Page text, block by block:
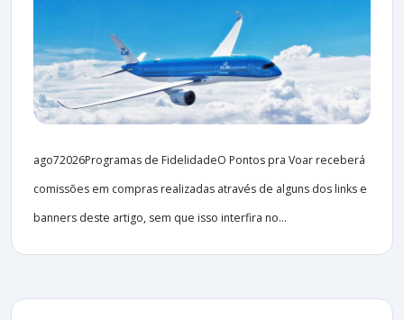
ago72026Programas de FidelidadeO Pontos pra Voar receberá
comissões em compras realizadas através de alguns dos links e
banners deste artigo, sem que isso interfira no...